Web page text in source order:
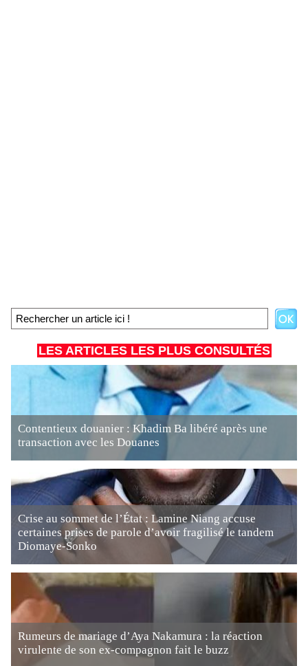
LES ARTICLES LES PLUS CONSULTÉS
Contentieux douanier : Khadim Ba libéré après une
transaction avec les Douanes
Crise au sommet de l’État : Lamine Niang accuse
certaines prises de parole d’avoir fragilisé le tandem
Diomaye-Sonko
Rumeurs de mariage d’Aya Nakamura : la réaction
virulente de son ex-compagnon fait le buzz